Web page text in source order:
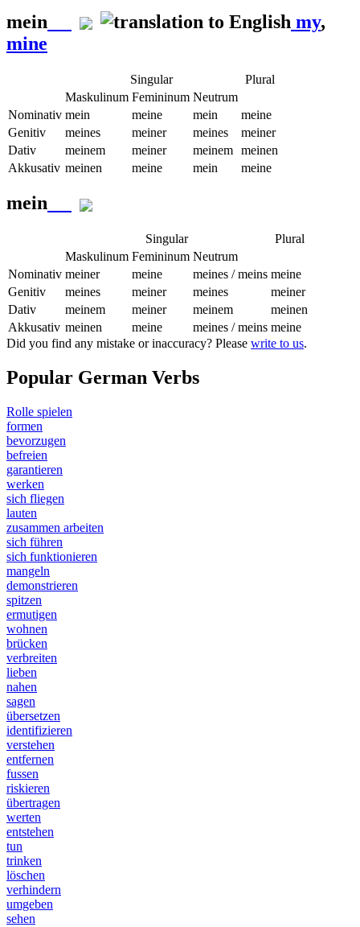
mein my,
mine
Singular
Plural
Maskulinum Femininum Neutrum
Nominativ mein meine mein
meine
Genitiv
meines meiner meines
meiner
Dativ
meinem meiner meinem meinen
Akkusativ meinen meine mein meine
mein
Singular
Plural
Maskulinum Femininum Neutrum
Nominativ meiner meine meines / meins meine
Genitiv
meines meiner meines
meiner
Dativ
meinem meiner meinem
meinen
Akkusativ meinen meine meines / meins meine
Did you find any mistake or inaccuracy? Please write to us.
Popular German Verbs
Rolle spielen
formen
bevorzugen
befreien
garantieren
werken
sich fliegen
lauten
zusammen arbeiten
sich führen
sich funktionieren
mangeln
demonstrieren
spitzen
ermutigen
wohnen
brücken
verbreiten
lieben
nahen
sagen
übersetzen
identifizieren
verstehen
entfernen
fussen
riskieren
übertragen
werten
entstehen
tun
trinken
löschen
verhindern
umgeben
sehen